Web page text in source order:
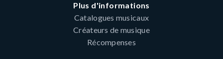
Plus d'informations
Catalogues musicaux
Créateurs de musique
Récompenses